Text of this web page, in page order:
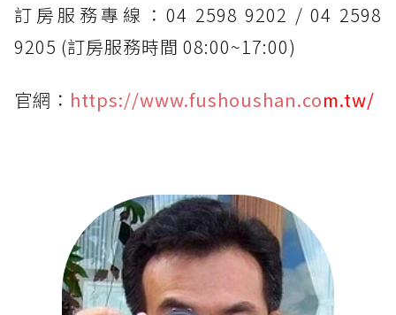
訂房服務專線：04 2598 9202 / 04 2598
9205 (訂房服務時間 08:00~17:00)
官網： https://www.fushoushan.com.tw/